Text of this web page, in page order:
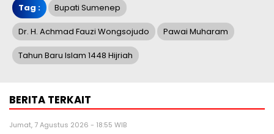
Tag : Bupati Sumenep
Dr. H. Achmad Fauzi Wongsojudo Pawai Muharam
Tahun Baru Islam 1448 Hijriah
BERITA TERKAIT
Jumat, 7 Agustus 2026 - 18:55 WIB